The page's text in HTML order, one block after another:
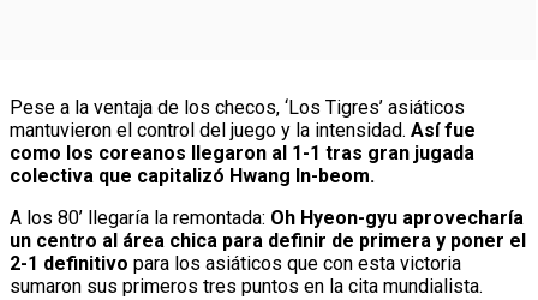
Pese a la ventaja de los checos, ‘Los Tigres’ asiáticos
mantuvieron el control del juego y la intensidad. Así fue
como los coreanos llegaron al 1-1 tras gran jugada
colectiva que capitalizó Hwang In-beom.
A los 80’ llegaría la remontada: Oh Hyeon-gyu aprovecharía
un centro al área chica para definir de primera y poner el
2-1 definitivo para los asiáticos que con esta victoria
sumaron sus primeros tres puntos en la cita mundialista.